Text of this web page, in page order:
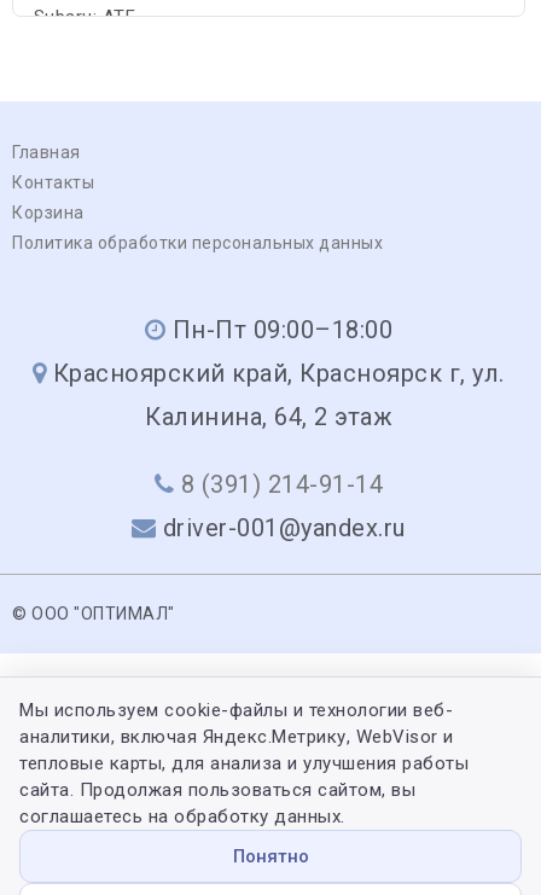
-Subaru: ATF
Главная
Контакты
Корзина
Политика обработки персональных данных
Пн-Пт 09:00–18:00
Красноярский край, Красноярск г, ул.
Калинина, 64, 2 этаж
8 (391) 214-91-14
driver-001@yandex.ru
© ООО "ОПТИМАЛ"
Мы используем cookie-файлы и технологии веб-
аналитики, включая Яндекс.Метрику, WebVisor и
тепловые карты, для анализа и улучшения работы
сайта. Продолжая пользоваться сайтом, вы
соглашаетесь на обработку данных.
Понятно